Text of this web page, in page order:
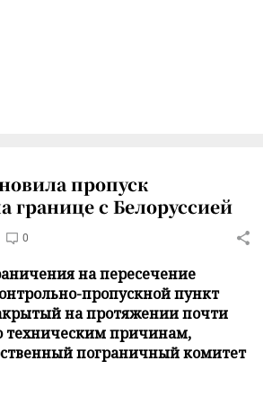
пропуск
границе с Белоруссией
0
на пересечение
пропускной пункт
на протяжении почти
техническим причинам,
пограничный комитет